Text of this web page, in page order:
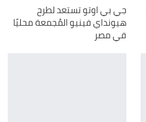
جي بي اوتو تستعد لطرح
هيونداي فينيو المُجمعة محليًا
في مصر